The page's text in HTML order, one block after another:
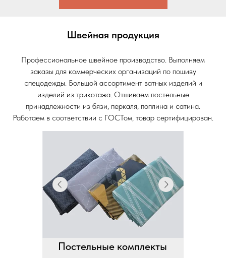
Швейная продукция
Профессиональное швейное производство. Выполняем
заказы для коммерческих организаций по пошиву
спецодежды. Большой ассортимент ватных изделий и
изделий из трикотажа. Отшиваем постельные
принадлежности из бязи, перкаля, поплина и сатина.
Работаем в соответствии с ГОСТом, товар сертифицирован.
Постельные комплекты